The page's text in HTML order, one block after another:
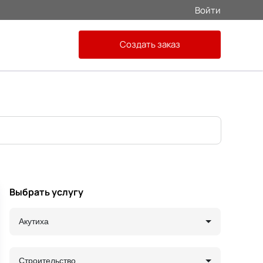
Войти
Создать заказ
Выбрать услугу
Акутиха
Строительство